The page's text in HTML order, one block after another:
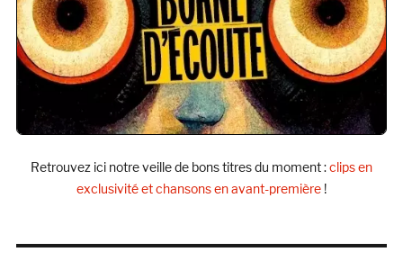
Retrouvez ici notre veille de bons titres du moment :clips en
exclusivité et chansons en avant-première !